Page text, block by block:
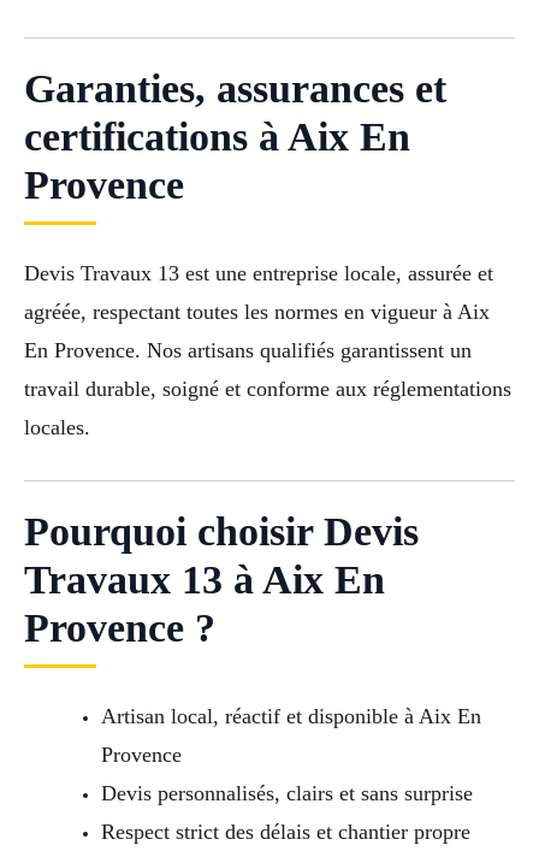
Garanties, assurances et
certifications à Aix En
Provence
Devis Travaux 13 est une entreprise locale, assurée et
agréée, respectant toutes les normes en vigueur à Aix
En Provence. Nos artisans qualifiés garantissent un
travail durable, soigné et conforme aux réglementations
locales.
Pourquoi choisir Devis
Travaux 13 à Aix En
Provence ?
Artisan local, réactif et disponible à Aix En
Provence
Devis personnalisés, clairs et sans surprise
Respect strict des délais et chantier propre